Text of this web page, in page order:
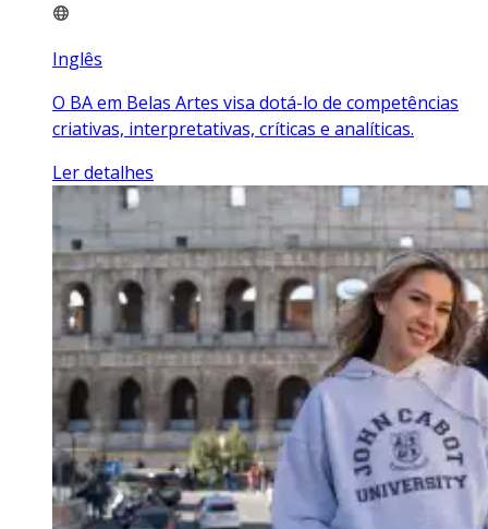
Inglês
O BA em Belas Artes visa dotá-lo de competências
criativas, interpretativas, críticas e analíticas.
Ler detalhes